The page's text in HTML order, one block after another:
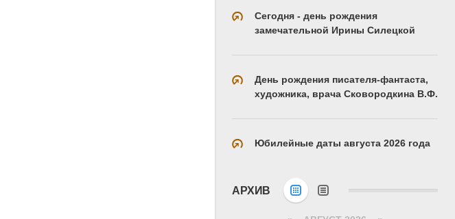
Сегодня - день рождения
замечательной Ирины Силецкой
День рождения писателя-фантаста,
художника, врача Сковородкина В.Ф.
Юбилейные даты августа 2026 года
АРХИВ